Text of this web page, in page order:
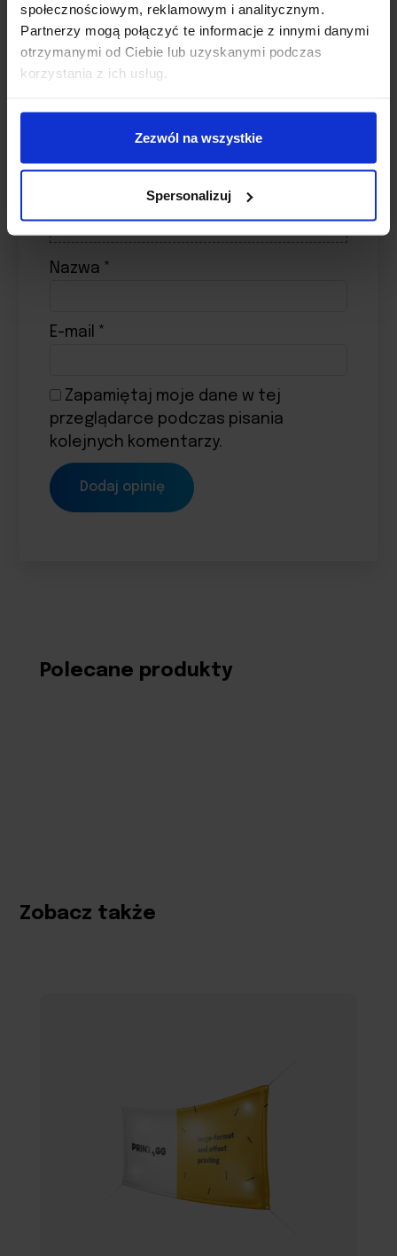
społecznościowym, reklamowym i analitycznym.
Partnerzy mogą połączyć te informacje z innymi danymi
otrzymanymi od Ciebie lub uzyskanymi podczas
korzystania z ich usług.
Zezwól na wszystkie
Spersonalizuj
Twoja opinia*
TUTAJ
Limit: 10 plików
Nazwa *
E-mail *
Zapamiętaj moje dane w tej
przeglądarce podczas pisania
kolejnych komentarzy.
Polecane produkty
Zobacz także